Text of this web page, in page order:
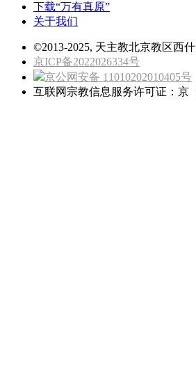
下载“万有真原”
关于我们
©2013-2025, 天主教北京教区西
京ICP备2022026334号
京公网安备 11010202010405号
互联网宗教信息服务许可证：京